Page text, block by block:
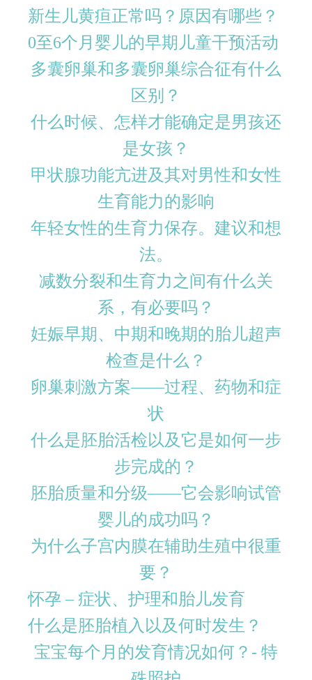
新生儿黄疸正常吗？原因有哪些？
0至6个月婴儿的早期儿童干预活动
多囊卵巢和多囊卵巢综合征有什么
区别？
什么时候、怎样才能确定是男孩还
是女孩？
甲状腺功能亢进及其对男性和女性
生育能力的影响
年轻女性的生育力保存。建议和想
法。
减数分裂和生育力之间有什么关
系，有必要吗？
妊娠早期、中期和晚期的胎儿超声
检查是什么？
卵巢刺激方案——过程、药物和症
状
什么是胚胎活检以及它是如何一步
步完成的？
胚胎质量和分级——它会影响试管
婴儿的成功吗？
为什么子宫内膜在辅助生殖中很重
要？
怀孕 – 症状、护理和胎儿发育
什么是胚胎植入以及何时发生？
宝宝每个月的发育情况如何？- 特